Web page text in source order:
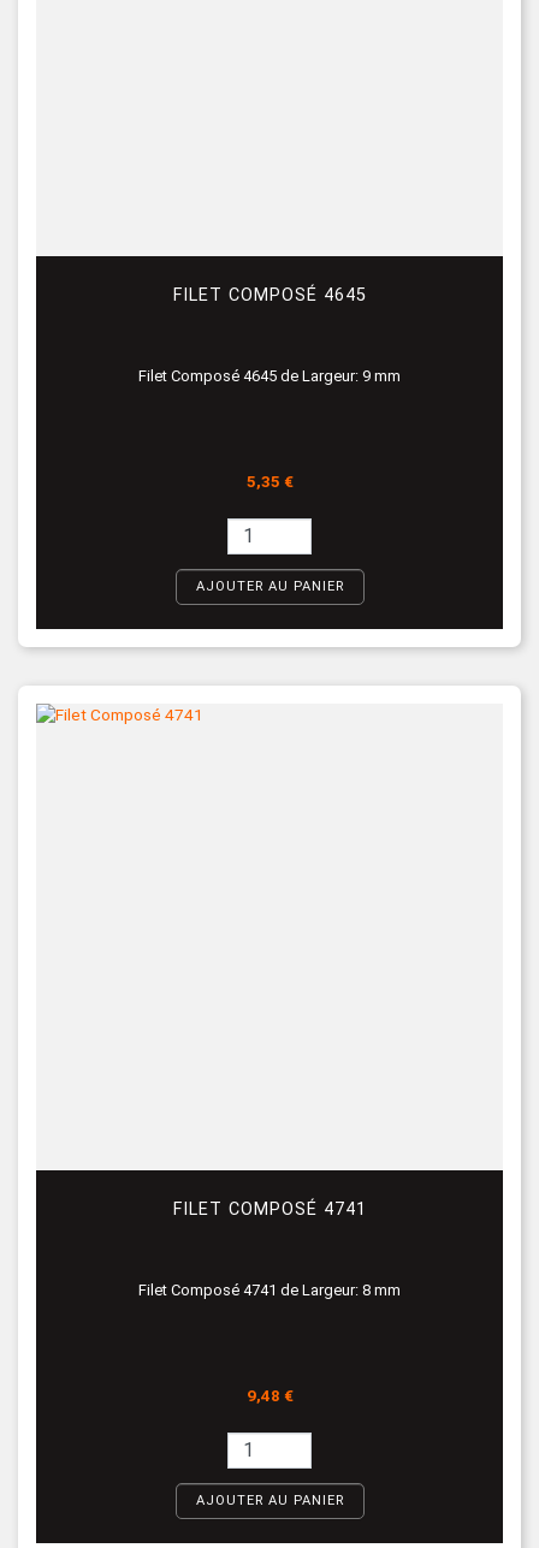
FILET COMPOSÉ 4645
Filet Composé 4645 de Largeur: 9 mm
Prix
5,35 €
AJOUTER AU PANIER
FILET COMPOSÉ 4741
Filet Composé 4741 de Largeur: 8 mm
Prix
9,48 €
AJOUTER AU PANIER